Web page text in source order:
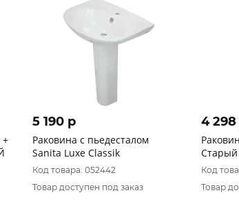
5 190 p
Раковина с пьедесталом
Sanita Luxe Classik
Код товара: 052442
Товар доступен под заказ
4 298
Старый
Код
Товар